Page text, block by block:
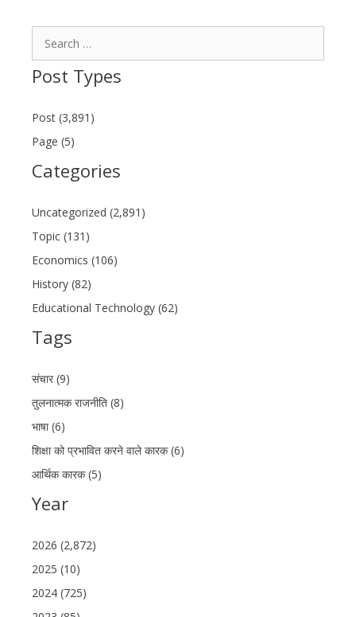
Post Types
Post (3,891)
Page (5)
Categories
Uncategorized (2,891)
Topic (131)
Economics (106)
History (82)
Educational Technology (62)
Tags
संचार (9)
तुलनात्मक राजनीति (8)
भाषा (6)
शिक्षा को प्रभावित करने वाले कारक (6)
आर्थिक कारक (5)
Year
2026 (2,872)
2025 (10)
2024 (725)